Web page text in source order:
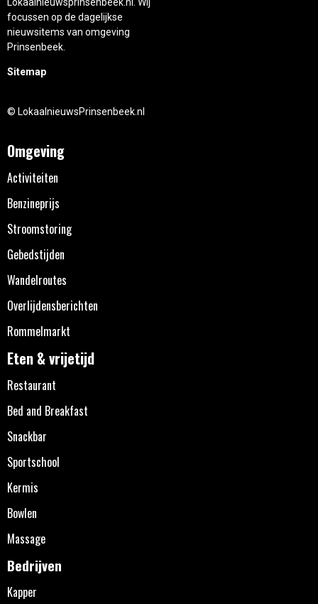
focussen op de dagelijkse
nieuwsitems van omgeving
Prinsenbeek.
Sitemap
© LokaalnieuwsPrinsenbeek.nl
Omgeving
Activiteiten
Benzineprijs
Stroomstoring
Gebedstijden
Wandelroutes
Overlijdensberichten
Rommelmarkt
Eten & vrijetijd
Restaurant
Bed and Breakfast
Snackbar
Sportschool
Kermis
Bowlen
Massage
Bedrijven
Kapper